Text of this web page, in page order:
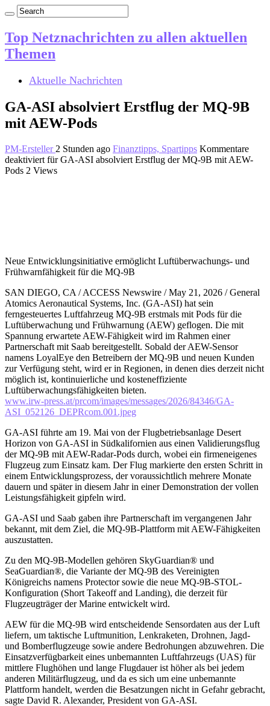
Top Netznachrichten zu allen aktuellen
Themen
Aktuelle Nachrichten
GA-ASI absolviert Erstflug der MQ-9B
mit AEW-Pods
PM-Ersteller 2 Stunden ago Finanztipps, Spartipps Kommentare
deaktiviert für GA-ASI absolviert Erstflug der MQ-9B mit AEW-
Pods 2 Views
Neue Entwicklungsinitiative ermöglicht Luftüberwachungs- und
Frühwarnfähigkeit für die MQ-9B
SAN DIEGO, CA / ACCESS Newswire / May 21, 2026 / General
Atomics Aeronautical Systems, Inc. (GA-ASI) hat sein
ferngesteuertes Luftfahrzeug MQ-9B erstmals mit Pods für die
Luftüberwachung und Frühwarnung (AEW) geflogen. Die mit
Spannung erwartete AEW-Fähigkeit wird im Rahmen einer
Partnerschaft mit Saab bereitgestellt. Sobald der AEW-Sensor
namens LoyalEye den Betreibern der MQ-9B und neuen Kunden
zur Verfügung steht, wird er in Regionen, in denen dies derzeit nicht
möglich ist, kontinuierliche und kosteneffiziente
Luftüberwachungsfähigkeiten bieten.
www.irw-press.at/prcom/images/messages/2026/84346/GA-
ASI_052126_DEPRcom.001.jpeg
GA-ASI führte am 19. Mai von der Flugbetriebsanlage Desert
Horizon von GA-ASI in Südkalifornien aus einen Validierungsflug
der MQ-9B mit AEW-Radar-Pods durch, wobei ein firmeneigenes
Flugzeug zum Einsatz kam. Der Flug markierte den ersten Schritt in
einem Entwicklungsprozess, der voraussichtlich mehrere Monate
dauern und später in diesem Jahr in einer Demonstration der vollen
Leistungsfähigkeit gipfeln wird.
GA-ASI und Saab gaben ihre Partnerschaft im vergangenen Jahr
bekannt, mit dem Ziel, die MQ-9B-Plattform mit AEW-Fähigkeiten
auszustatten.
Zu den MQ-9B-Modellen gehören SkyGuardian® und
SeaGuardian®, die Variante der MQ-9B des Vereinigten
Königreichs namens Protector sowie die neue MQ-9B-STOL-
Konfiguration (Short Takeoff and Landing), die derzeit für
Flugzeugträger der Marine entwickelt wird.
AEW für die MQ-9B wird entscheidende Sensordaten aus der Luft
liefern, um taktische Luftmunition, Lenkraketen, Drohnen, Jagd-
und Bomberflugzeuge sowie andere Bedrohungen abzuwehren. Die
Einsatzverfügbarkeit eines unbemannten Luftfahrzeugs (UAS) für
mittlere Flughöhen und lange Flugdauer ist höher als bei jedem
anderen Militärflugzeug, und da es sich um eine unbemannte
Plattform handelt, werden die Besatzungen nicht in Gefahr gebracht,
sagte David R. Alexander, President von GA-ASI.